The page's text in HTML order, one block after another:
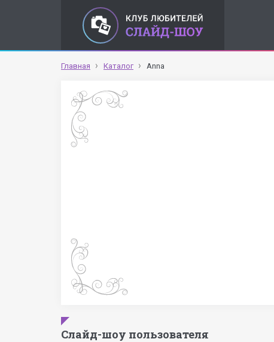
Главная Каталог Anna
Слайд-шоу пользователя